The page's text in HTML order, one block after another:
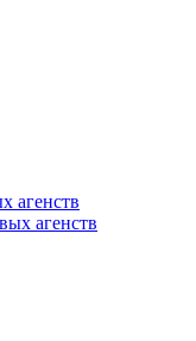
агенств
агенств